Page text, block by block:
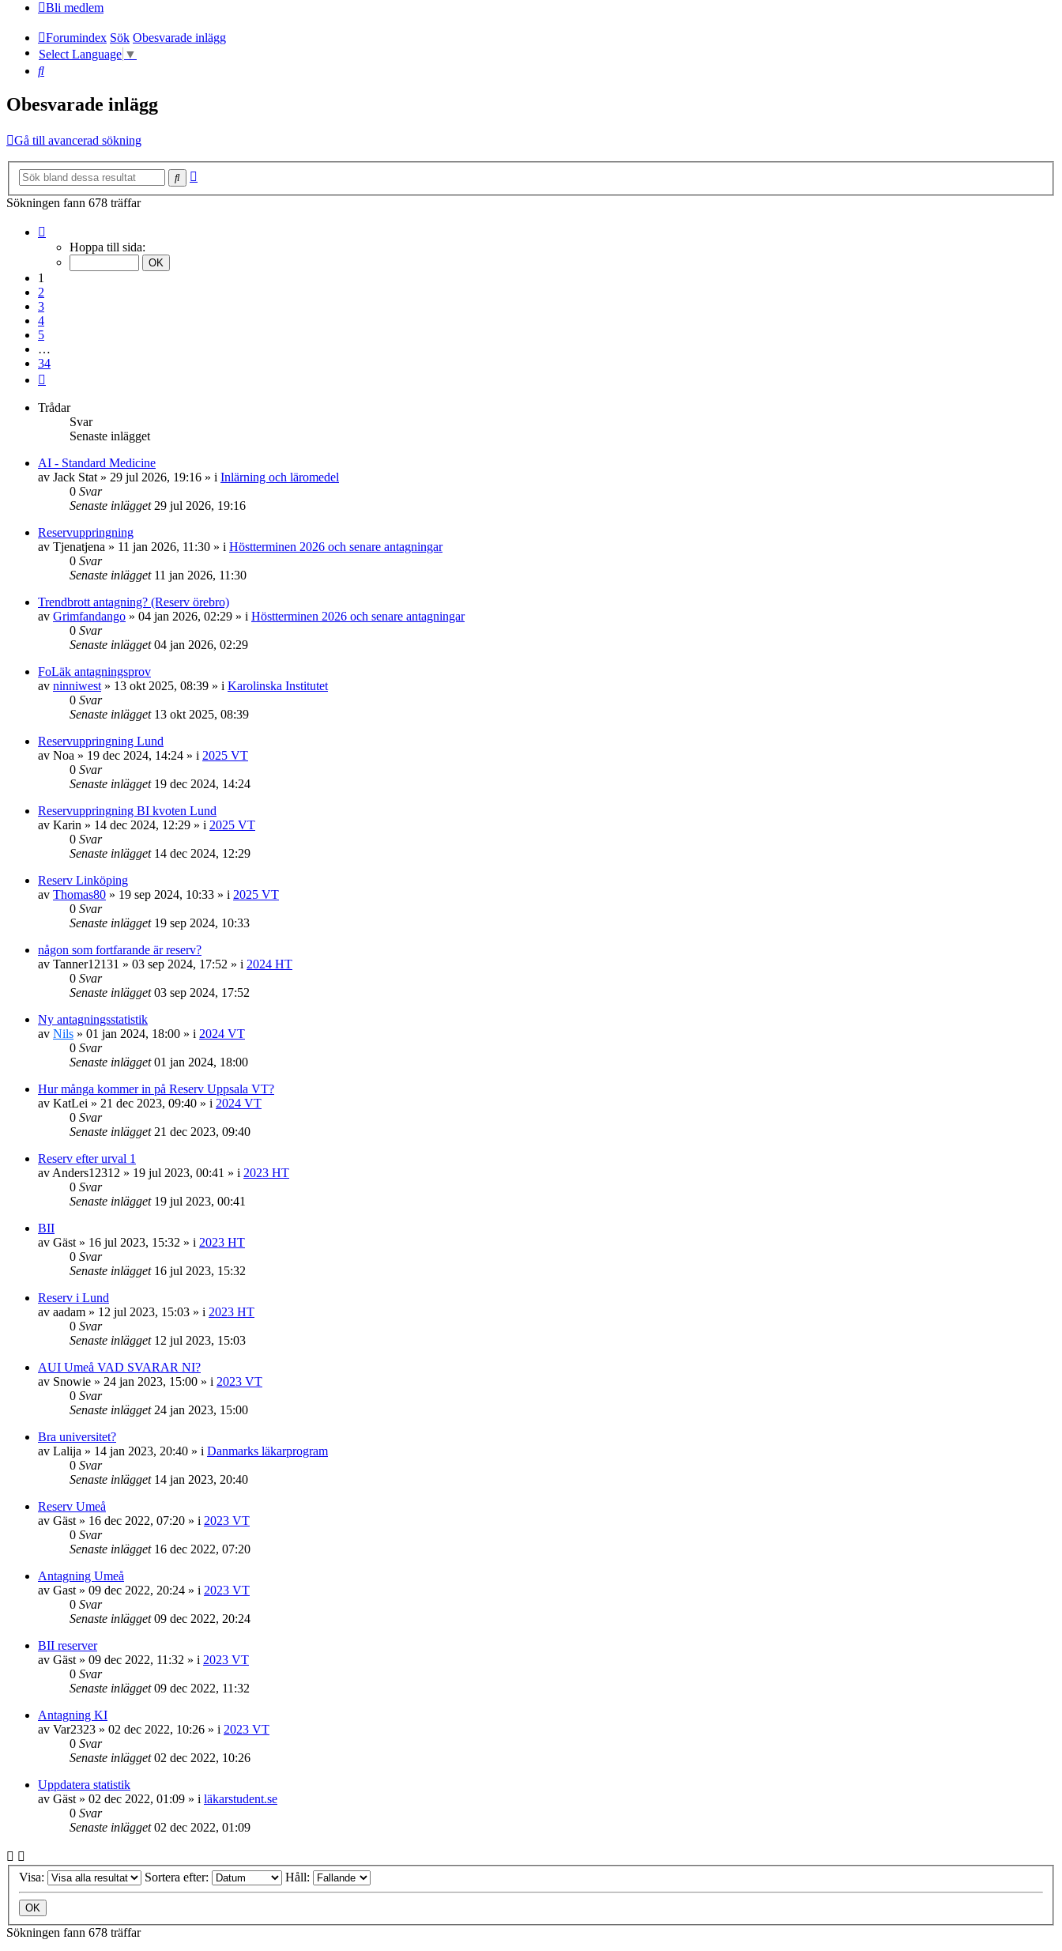
Bli medlem
Forumindex Sök Obesvarade inlägg
Select Language ▼
Sök
Obesvarade inlägg
Gå till avancerad sökning
Sök
Sökningen fann 678 träffar
Hoppa till sida:
1
2
3
4
5
…
34
Trådar
Svar
Senaste inlägget
AI - Standard Medicine
av Jack Stat » 29 jul 2026, 19:16 » i Inlärning och läromedel
0 Svar
Senaste inlägget 29 jul 2026, 19:16
Reservuppringning
av Tjenatjena » 11 jan 2026, 11:30 » i Höstterminen 2026 och senare antagningar
0 Svar
Senaste inlägget 11 jan 2026, 11:30
Trendbrott antagning? (Reserv örebro)
av Grimfandango » 04 jan 2026, 02:29 » i Höstterminen 2026 och senare antagningar
0 Svar
Senaste inlägget04 jan 2026, 02:29
FoLäk antagningsprov
av ninniwest » 13 okt 2025, 08:39 » i Karolinska Institutet
0 Svar
Senaste inlägget 13 okt 2025, 08:39
Reservuppringning Lund
av Noa » 19 dec 2024, 14:24 » i 2025 VT
0 Svar
Senaste inlägget 19 dec 2024, 14:24
Reservuppringning BI kvoten Lund
av Karin » 14 dec 2024, 12:29 » i 2025 VT
0 Svar
Senaste inlägget 14 dec 2024, 12:29
Reserv Linköping
av Thomas80 » 19 sep 2024, 10:33 » i 2025 VT
0 Svar
Senaste inlägget 19 sep 2024, 10:33
någon som fortfarande är reserv?
av Tanner12131 » 03 sep 2024, 17:52 » i 2024 HT
0 Svar
Senaste inlägget03 sep 2024, 17:52
Ny antagningsstatistik
av Nils » 01 jan 2024, 18:00 » i 2024 VT
0 Svar
Senaste inlägget01 jan 2024, 18:00
Hur många kommer in på Reserv Uppsala VT?
av KatLei » 21 dec 2023, 09:40 » i 2024 VT
0 Svar
Senaste inlägget 21 dec 2023, 09:40
Reserv efter urval 1
av Anders12312 » 19 jul 2023, 00:41 » i 2023 HT
0 Svar
Senaste inlägget 19 jul 2023, 00:41
BII
av Gäst » 16 jul 2023, 15:32 » i 2023 HT
0 Svar
Senaste inlägget 16 jul 2023, 15:32
Reserv i Lund
av aadam » 12 jul 2023, 15:03 » i 2023 HT
0 Svar
Senaste inlägget 12 jul 2023, 15:03
AUI Umeå VAD SVARAR NI?
av Snowie » 24 jan 2023, 15:00 » i 2023 VT
0 Svar
Senaste inlägget 24 jan 2023, 15:00
Bra universitet?
av Lalija » 14 jan 2023, 20:40 » i Danmarks läkarprogram
0 Svar
Senaste inlägget 14 jan 2023, 20:40
Reserv Umeå
av Gäst » 16 dec 2022, 07:20 » i 2023 VT
0 Svar
Senaste inlägget 16 dec 2022, 07:20
Antagning Umeå
av Gast » 09 dec 2022, 20:24 » i 2023 VT
0 Svar
Senaste inlägget09 dec 2022, 20:24
BII reserver
av Gäst » 09 dec 2022, 11:32 » i 2023 VT
0 Svar
Senaste inlägget09 dec 2022, 11:32
Antagning KI
av Var2323 » 02 dec 2022, 10:26 » i 2023 VT
0 Svar
Senaste inlägget02 dec 2022, 10:26
Uppdatera statistik
av Gäst » 02 dec 2022, 01:09 » i läkarstudent.se
0 Svar
Senaste inlägget02 dec 2022, 01:09
Visa: Sortera efter: Håll:
Sökningen fann 678 träffar